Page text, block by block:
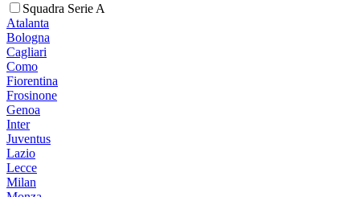
Squadra Serie A
Atalanta
Bologna
Cagliari
Como
Fiorentina
Frosinone
Genoa
Inter
Juventus
Lazio
Lecce
Milan